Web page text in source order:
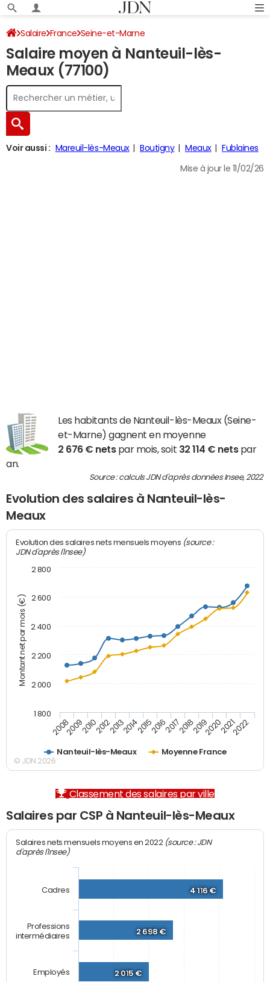
Salaire France Seine-et-Marne
Salaire moyen à Nanteuil-lès-
Meaux (77100)
Voir aussi : Mareuil-lès-Meaux Boutigny Meaux Fublaines
Mise à jour le 11/02/26
Les habitants de Nanteuil-lès-Meaux (Seine-
et-Marne) gagnent en moyenne
2 676 € netspar mois, soit 32 114 € netspar
an.
Source : calculs JDN d'après données Insee, 2022
Evolution des salaires à Nanteuil-lès-
Meaux
Montant net par mois (€)
Evolution des salaires nets mensuels moyens (source :
JDN d'après l'Insee)
Nanteuil-lès-Meaux Moyenne France
20082009201020122013201420152016201720182019202020212022
1 800
2 000
2 200
2 400
2 600
2 800
© JDN 2026
Classement des salaires par ville
Salaires par CSP à Nanteuil-lès-Meaux
Salaires nets mensuels moyens en 2022 (source : JDN
d'après l'Insee)
4 116 €
2 698 €
2 015 €
Cadres
Professions
intermédiaires
Employés